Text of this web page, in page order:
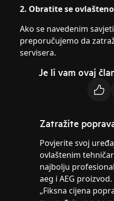
2. Obratite se
Ako se navedenim
preporučujemo da
servisera.
Je li vam ovaj
Zatražite
Povjerite svoj
ovlaštenim
najbolju
aeg i AEG
„Fiksna cijena